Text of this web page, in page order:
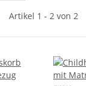
Artikel 1 - 2 von 2